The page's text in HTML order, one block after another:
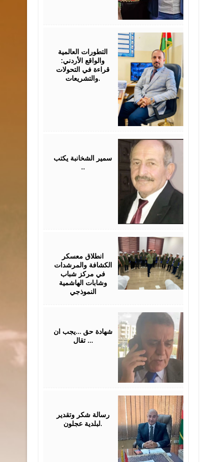
التطورات العالمية
والواقع الأردني:
قراءة في التحولات
والتشريعات.
سمير الشخانبة يكتب
..
انطلاق معسكر
الكشافة والمرشدات
في مركز شباب
وشابات الهاشمية
النموذجي
شهادة حق …يجب ان
تقال …
2026
رسالة شكر وتقدير
لبلدية عجلون.